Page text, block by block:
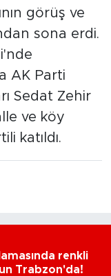
görüş ve
sona erdi.
AK Parti
Sedat Zehir
ve köy
katıldı.
renkli
Trabzon'da!